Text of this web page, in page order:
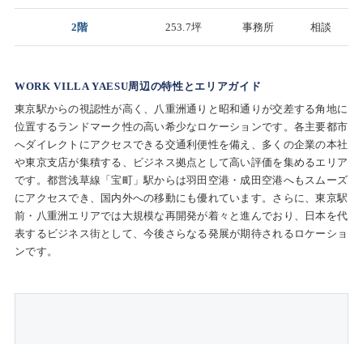
2階 253.7坪 事務所 相談
WORK VILLA YAESU周辺の特性とエリアガイド
東京駅からの視認性が高く、八重洲通りと昭和通りが交差する角地に
位置するランドマーク性の高い希少なロケーションです。各主要都市
へダイレクトにアクセスできる交通利便性を備え、多くの企業の本社
や東京支店が集積する、ビジネス拠点として高い評価を集めるエリア
です。都営浅草線「宝町」駅からは羽田空港・成田空港へもスムーズ
にアクセスでき、国内外への移動にも優れています。さらに、東京駅
前・八重洲エリアでは大規模な再開発が着々と進んでおり、日本を代
表するビジネス街として、今後さらなる発展が期待されるロケーショ
ンです。